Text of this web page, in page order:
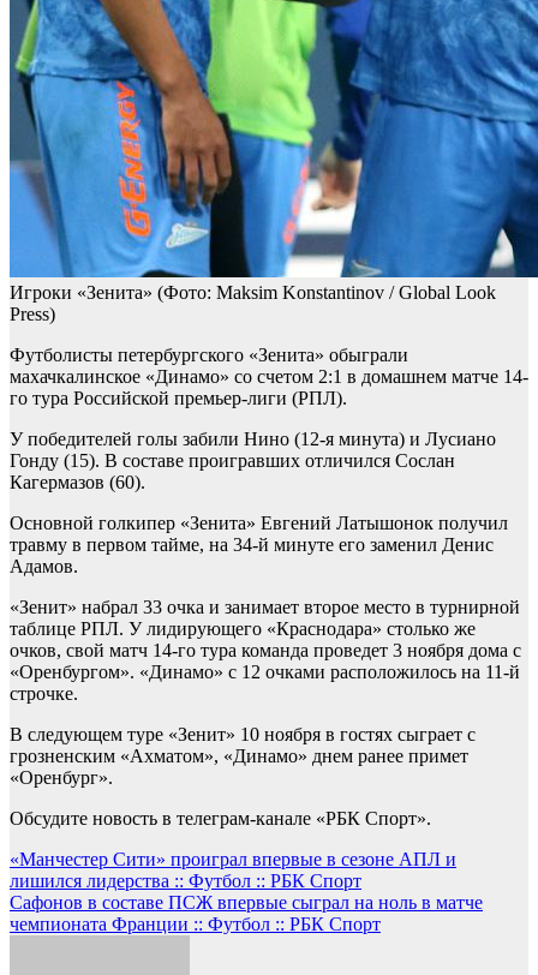
Игроки «Зенита» (Фото: Maksim Konstantinov / Global Look
Press)
Футболисты петербургского «Зенита» обыграли
махачкалинское «Динамо» со счетом 2:1 в домашнем матче 14-
го тура Российской премьер-лиги (РПЛ).
У победителей голы забили Нино (12-я минута) и Лусиано
Гонду (15). В составе проигравших отличился Сослан
Кагермазов (60).
Основной голкипер «Зенита» Евгений Латышонок получил
травму в первом тайме, на 34-й минуте его заменил Денис
Адамов.
«Зенит» набрал 33 очка и занимает второе место в турнирной
таблице РПЛ. У лидирующего «Краснодара» столько же
очков, свой матч 14-го тура команда проведет 3 ноября дома с
«Оренбургом». «Динамо» с 12 очками расположилось на 11-й
строчке.
В следующем туре «Зенит» 10 ноября в гостях сыграет с
грозненским «Ахматом», «Динамо» днем ранее примет
«Оренбург».
Обсудите новость в телеграм-канале «РБК Спорт».
Навигация
по
записям
«Манчестер Сити» проиграл впервые в сезоне АПЛ и
лишился лидерства :: Футбол :: РБК Спорт
Сафонов в составе ПСЖ впервые сыграл на ноль в матче
чемпионата Франции :: Футбол :: РБК Спорт